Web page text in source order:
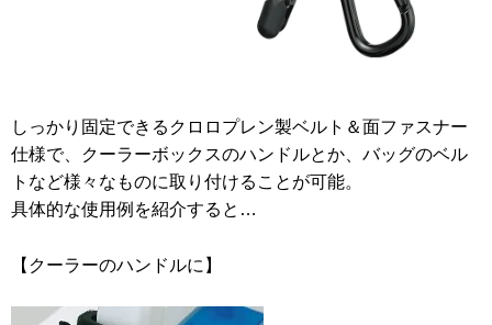
しっかり固定できるクロロプレン製ベルト＆面ファスナー
仕様で、クーラーボックスのハンドルとか、バッグのベル
トなど様々なものに取り付けることが可能。
具体的な使用例を紹介すると…
【クーラーのハンドルに】